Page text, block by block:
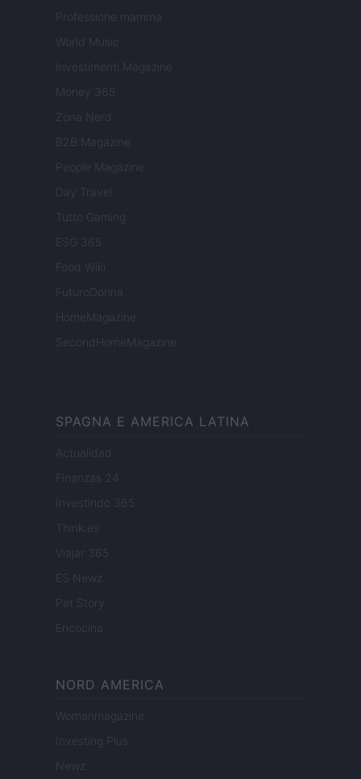
Professione mamma
World Music
Investimenti Magazine
Money 365
Zona Nerd
B2B Magazine
People Magazine
Day Travel
Tutto Gaming
ESG 365
Food Wiki
FuturoDonna
HomeMagazine
SecondHomeMagazine
SPAGNA E AMERICA LATINA
Actualidad
Finanzas 24
Investindo 365
Think.es
Viajar 365
ES Newz
Pet Story
Encocina
NORD AMERICA
Womanmagazine
Investing Plus
Newz